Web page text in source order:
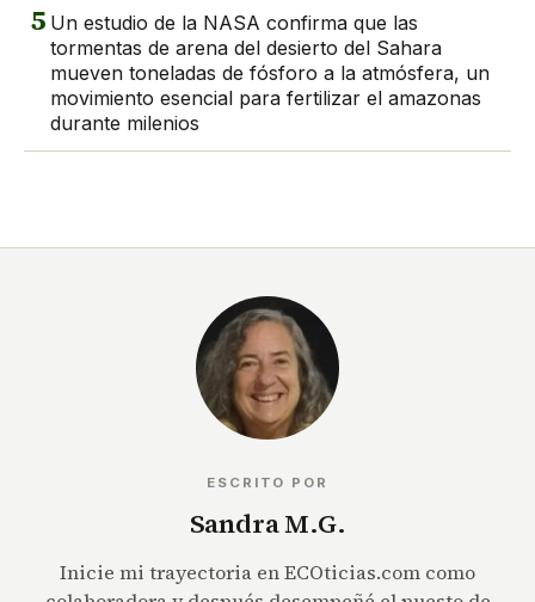
5 Un estudio de la NASA confirma que las
tormentas de arena del desierto del Sahara
mueven toneladas de fósforo a la atmósfera, un
movimiento esencial para fertilizar el amazonas
durante milenios
ESCRITO POR
Sandra M.G.
Inicie mi trayectoria en ECOticias.com como